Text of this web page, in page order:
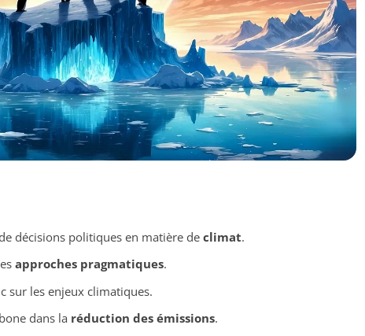
décisions politiques en matière de climat.
approches pragmatiques.
sur les enjeux climatiques.
dans la réduction des émissions.